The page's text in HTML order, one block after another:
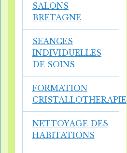
SALONS
BRETAGNE
SEANCES
INDIVIDUELLES
DE SOINS
FORMATION
CRISTALLOTHERAPIE
NETTOYAGE DES
HABITATIONS